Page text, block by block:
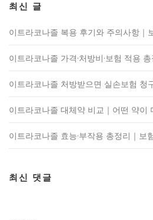
최신 글
이트라코나졸 복용 후기와 주의사항｜
이트라코나졸 가격·처방비·보험 적용 총
이트라코나졸 처방받으면 실손보험 청
이트라코나졸 대체약 비교｜어떤 약이
이트라코나졸 효능·부작용 총정리｜보
최신 댓글